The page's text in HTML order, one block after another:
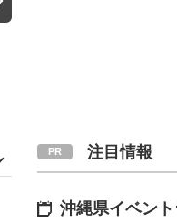
注目情報
沖縄県イベン